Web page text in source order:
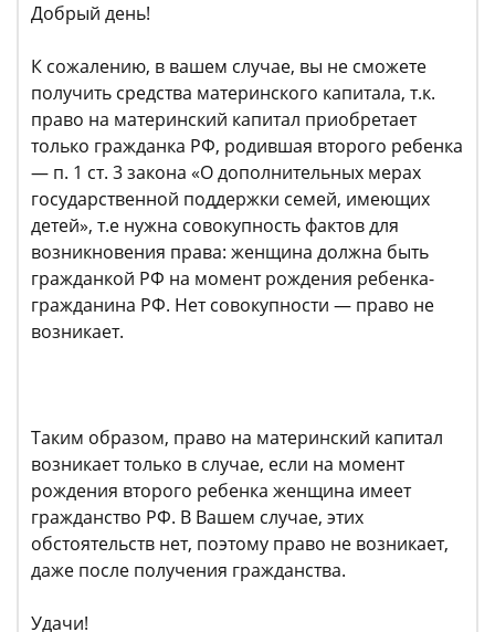
Добрый день!
К сожалению, в вашем случае, вы не сможете
получить средства материнского капитала, т.к.
право на материнский капитал приобретает
только гражданка РФ, родившая второго ребенка
— п. 1 ст. 3 закона «О дополнительных мерах
государственной поддержки семей, имеющих
детей», т.е нужна совокупность фактов для
возникновения права: женщина должна быть
гражданкой РФ на момент рождения ребенка-
гражданина РФ. Нет совокупности — право не
возникает.
Таким образом, право на материнский капитал
возникает только в случае, если на момент
рождения второго ребенка женщина имеет
гражданство РФ. В Вашем случае, этих
обстоятельств нет, поэтому право не возникает,
даже после получения гражданства.
Удачи!